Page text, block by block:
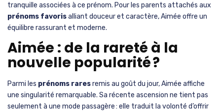
tranquille associées à ce prénom. Pour les parents attachés aux
prénoms favorisalliant douceur et caractère, Aimée offre un
équilibre rassurant et moderne.
Aimée : de la rareté à la
nouvelle popularité ?
Parmi les prénoms raresremis au goût du jour, Aimée affiche
une singularité remarquable. Sa récente ascension ne tient pas
seulement à une mode passagère : elle traduit la volonté d’offrir